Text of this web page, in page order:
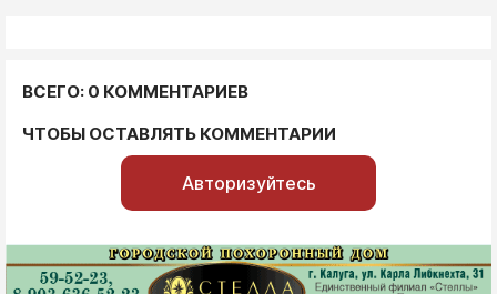
ВСЕГО: 0 КОММЕНТАРИЕВ
ЧТОБЫ ОСТАВЛЯТЬ КОММЕНТАРИИ
Авторизуйтесь